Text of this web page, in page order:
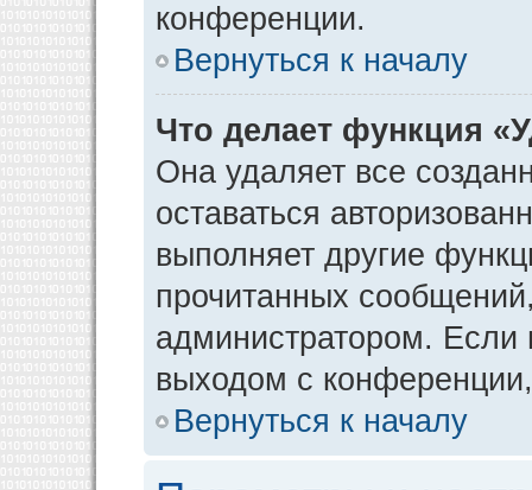
конференции.
Вернуться к началу
Что делает функция
Она удаляет все
оставаться
выполняет другие
прочитанных
администратором. Если
выходом с
Вернуться к началу